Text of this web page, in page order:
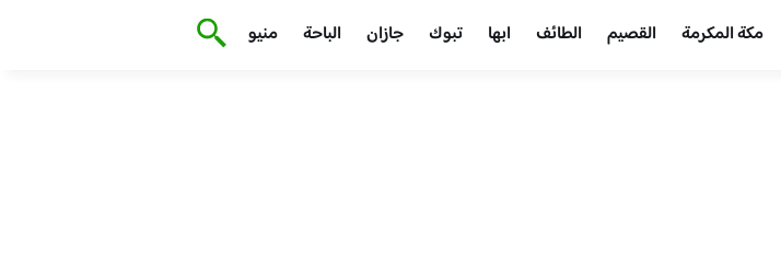
مكة المكرمة القصيم الطائف ابها تبوك جازان الباحة منيو